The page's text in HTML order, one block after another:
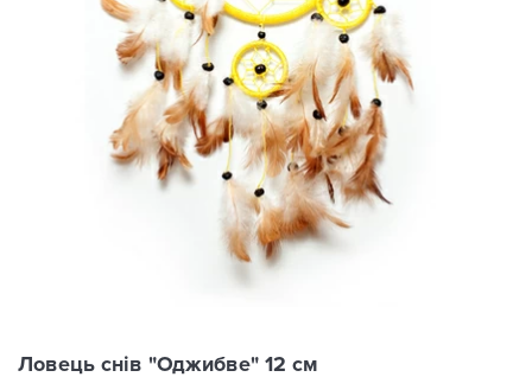
Ловець снів "Оджибве" 12 см